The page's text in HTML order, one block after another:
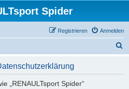
Spider
Anmelden
Registrieren
„RENAULTsport Spider“